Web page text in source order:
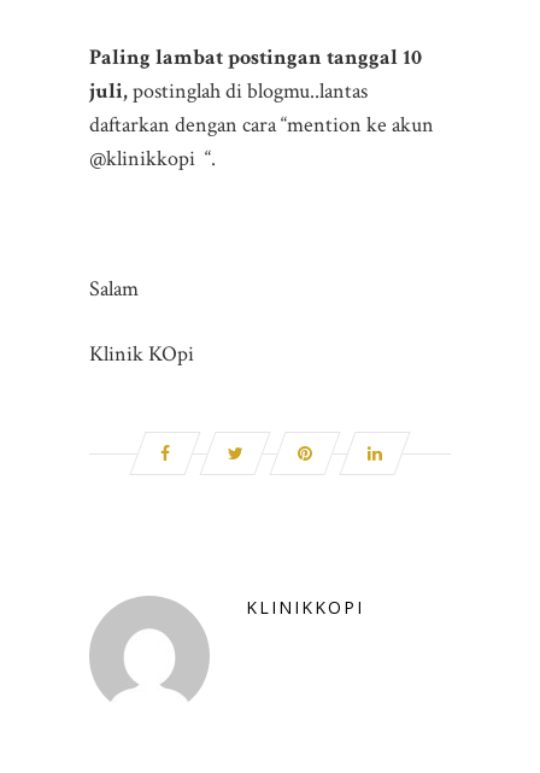
Paling lambat postingan tanggal 10
juli,postinglah di blogmu..lantas
daftarkan dengan cara “mention ke akun
@klinikkopi “.
Salam
Klinik KOpi
KLINIKKOPI